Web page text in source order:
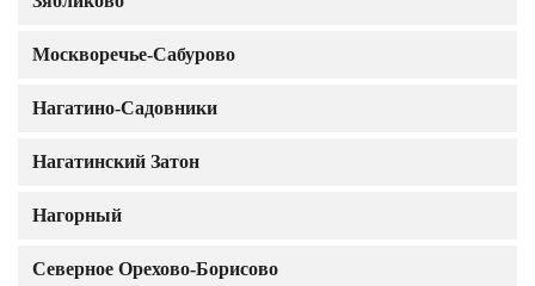
Москворечье-Сабурово
Нагатино-Садовники
Нагатинский Затон
Нагорный
Северное Орехово-Борисово